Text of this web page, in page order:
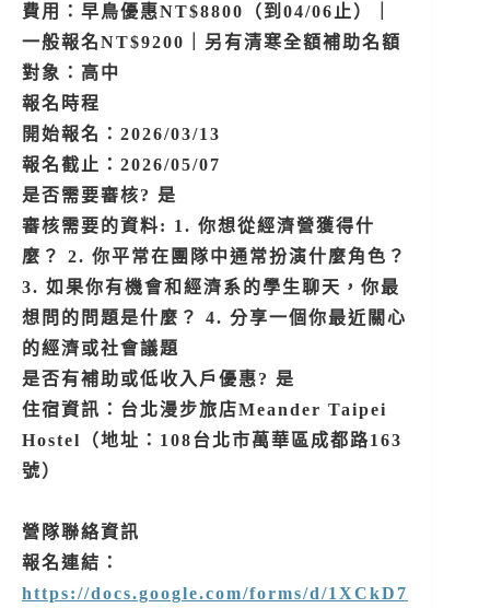
費用：早鳥優惠NT$8800（到04/06止）｜
一般報名NT$9200｜另有清寒全額補助名額
對象：高中
報名時程
開始報名：2026/03/13
報名截止：2026/05/07
是否需要審核? 是
審核需要的資料: 1. 你想從經濟營獲得什
麼？ 2. 你平常在團隊中通常扮演什麼角色？
3. 如果你有機會和經濟系的學生聊天，你最
想問的問題是什麼？ 4. 分享一個你最近關心
的經濟或社會議題
是否有補助或低收入戶優惠? 是
住宿資訊：台北漫步旅店Meander Taipei
Hostel（地址：108台北市萬華區成都路163
號）
營隊聯絡資訊
報名連結：
https://docs.google.com/forms/d/1XCkD7